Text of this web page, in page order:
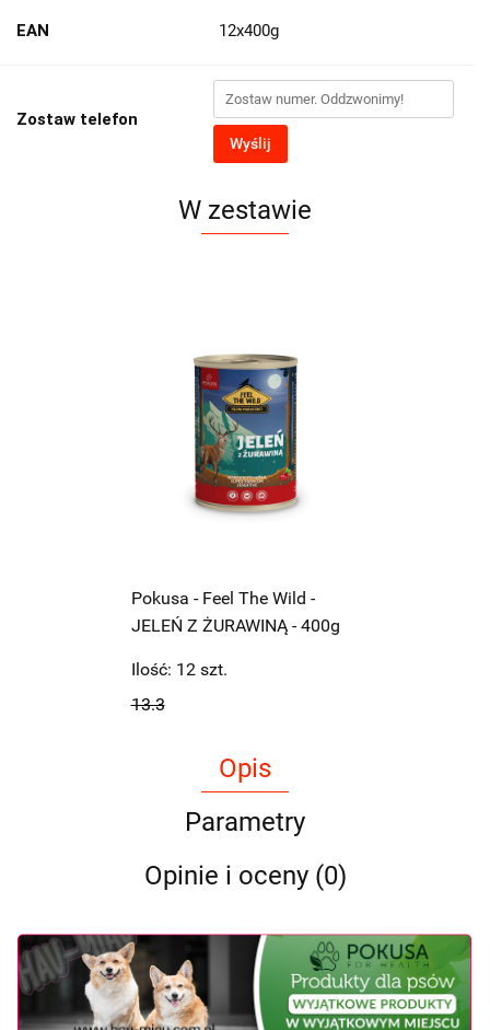
EAN 12x400g
Zostaw telefon
Wyślij
W zestawie
Pokusa - Feel The Wild -
JELEŃ Z ŻURAWINĄ - 400g
13.3
Ilość: 12 szt.
Opis
Parametry
Opinie i oceny (0)